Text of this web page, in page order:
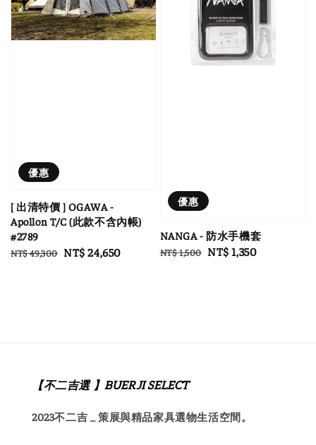
優惠
[ 出清特價 ] OGAWA -
Apollon T/C (此款不含內帳)
#2789
Regular
NT$ 49,300 Sale
NT$ 24,650
優惠
NANGA - 防水手機套
Regular
NT$ 1,500 Sale
NT$ 1,350
【不二吉選 】BUERJI SELECT
2023不二吉 _ 策展與精品家具選物生活空間。